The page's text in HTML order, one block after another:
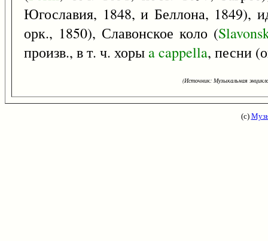
Югославия, 1848, и Беллона, 1849),
орк., 1850), Славонское коло (
произв., в т. ч. хоры acappella, песни
(Источник: Музыкальная
(с)